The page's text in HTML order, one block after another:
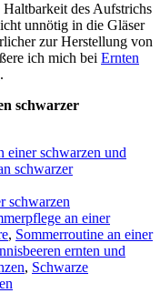
des Aufstrichs
unnötig in die Gläser
zur Herstellung von
ich mich bei Ernten
.
schwarzer
schwarzen
an einer
, Sommerroutine an einer
ernten und
, Schwarze